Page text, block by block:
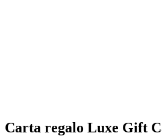
Carta regalo Luxe Gift